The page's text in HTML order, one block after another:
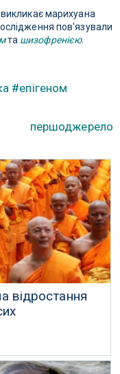
марихуана
пов'язували
та шизофренією.
#епігеном
першоджерело
відростання